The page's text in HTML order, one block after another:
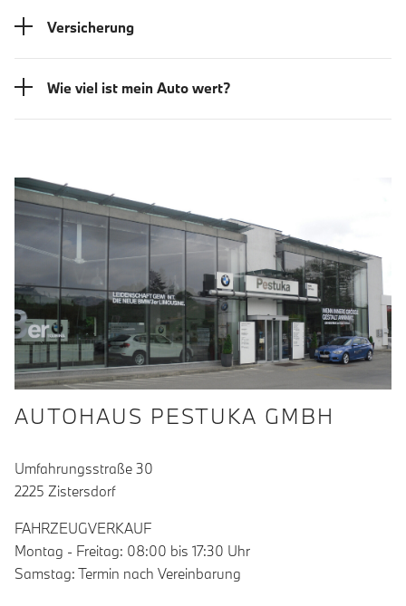
Versicherung
Wie viel ist mein Auto wert?
AUTOHAUS PESTUKA GMBH
Umfahrungsstraße 30
2225 Zistersdorf
FAHRZEUGVERKAUF
Montag - Freitag: 08:00 bis 17:30 Uhr
Samstag: Termin nach Vereinbarung